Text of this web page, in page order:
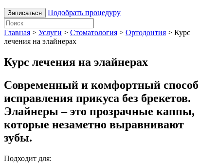
Записаться Подобрать процедуру
Главная > Услуги > Стоматология > Ортодонтия > Курс
лечения на элайнерах
Курс лечения на элайнерах
Современный и комфортный способ
исправления прикуса без брекетов.
Элайнеры – это прозрачные каппы,
которые незаметно выравнивают
зубы.
Подходит для: